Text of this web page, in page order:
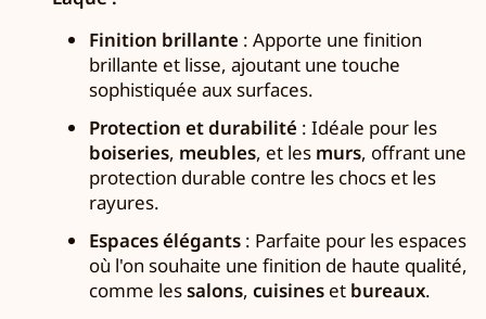
Finition brillante : Apporte une finition
brillante et lisse, ajoutant une touche
sophistiquée aux surfaces.
Protection et durabilité : Idéale pour les
boiseries, meubles, et les murs, offrant une
protection durable contre les chocs et les
rayures.
Espaces élégants: Parfaite pour les espaces
où l'on souhaite une finition de haute qualité,
comme lessalons, cuisineset bureaux.